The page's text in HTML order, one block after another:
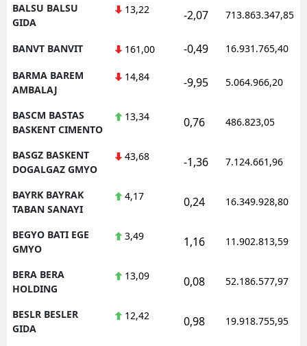
BALSU BALSU
GIDA
13,22 -2,07 713.863.347,85
BANVT BANVIT 161,00 -0,49 16.931.765,40
BARMA BAREM
AMBALAJ
14,84 -9,95 5.064.966,20
BASCM BASTAS
BASKENT CIMENTO
13,34 0,76 486.823,05
BASGZ BASKENT
DOGALGAZ GMYO
43,68 -1,36 7.124.661,96
BAYRK BAYRAK
TABAN SANAYI
4,17 0,24 16.349.928,80
BEGYO BATI EGE
GMYO
3,49 1,16 11.902.813,59
BERA BERA
HOLDING
13,09 0,08 52.186.577,97
BESLR BESLER
GIDA
12,42 0,98 19.918.755,95